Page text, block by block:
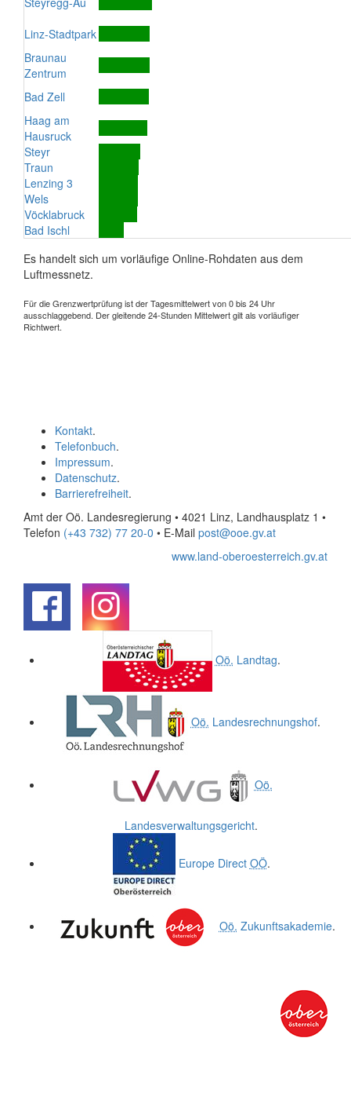
Linz-Stadtpark
Braunau
Zentrum
Bad Zell
Haag am
Hausruck
Steyr
Traun
Lenzing 3
Wels
Vöcklabruck
Bad Ischl
Es handelt sich um vorläufige Online-Rohdaten aus dem
Luftmessnetz.
Für die Grenzwertprüfung ist der Tagesmittelwert von 0 bis 24 Uhr
ausschlaggebend. Der gleitende 24-Stunden Mittelwert gilt als vorläufiger
Richtwert.
Kontakt.
Telefonbuch.
Impressum.
Datenschutz.
Barrierefreiheit.
Amt der Oö. Landesregierung • 4021 Linz, Landhausplatz 1 •
Telefon (+43 732) 77 20-0 • E-Mail post@ooe.gv.at
www.land-oberoesterreich.gv.at
Oö. Landtag.
Oö. Landesrechnungshof.
Oö.
Landesverwaltungsgericht.
Europe Direct OÖ.
Oö. Zukunftsakademie.